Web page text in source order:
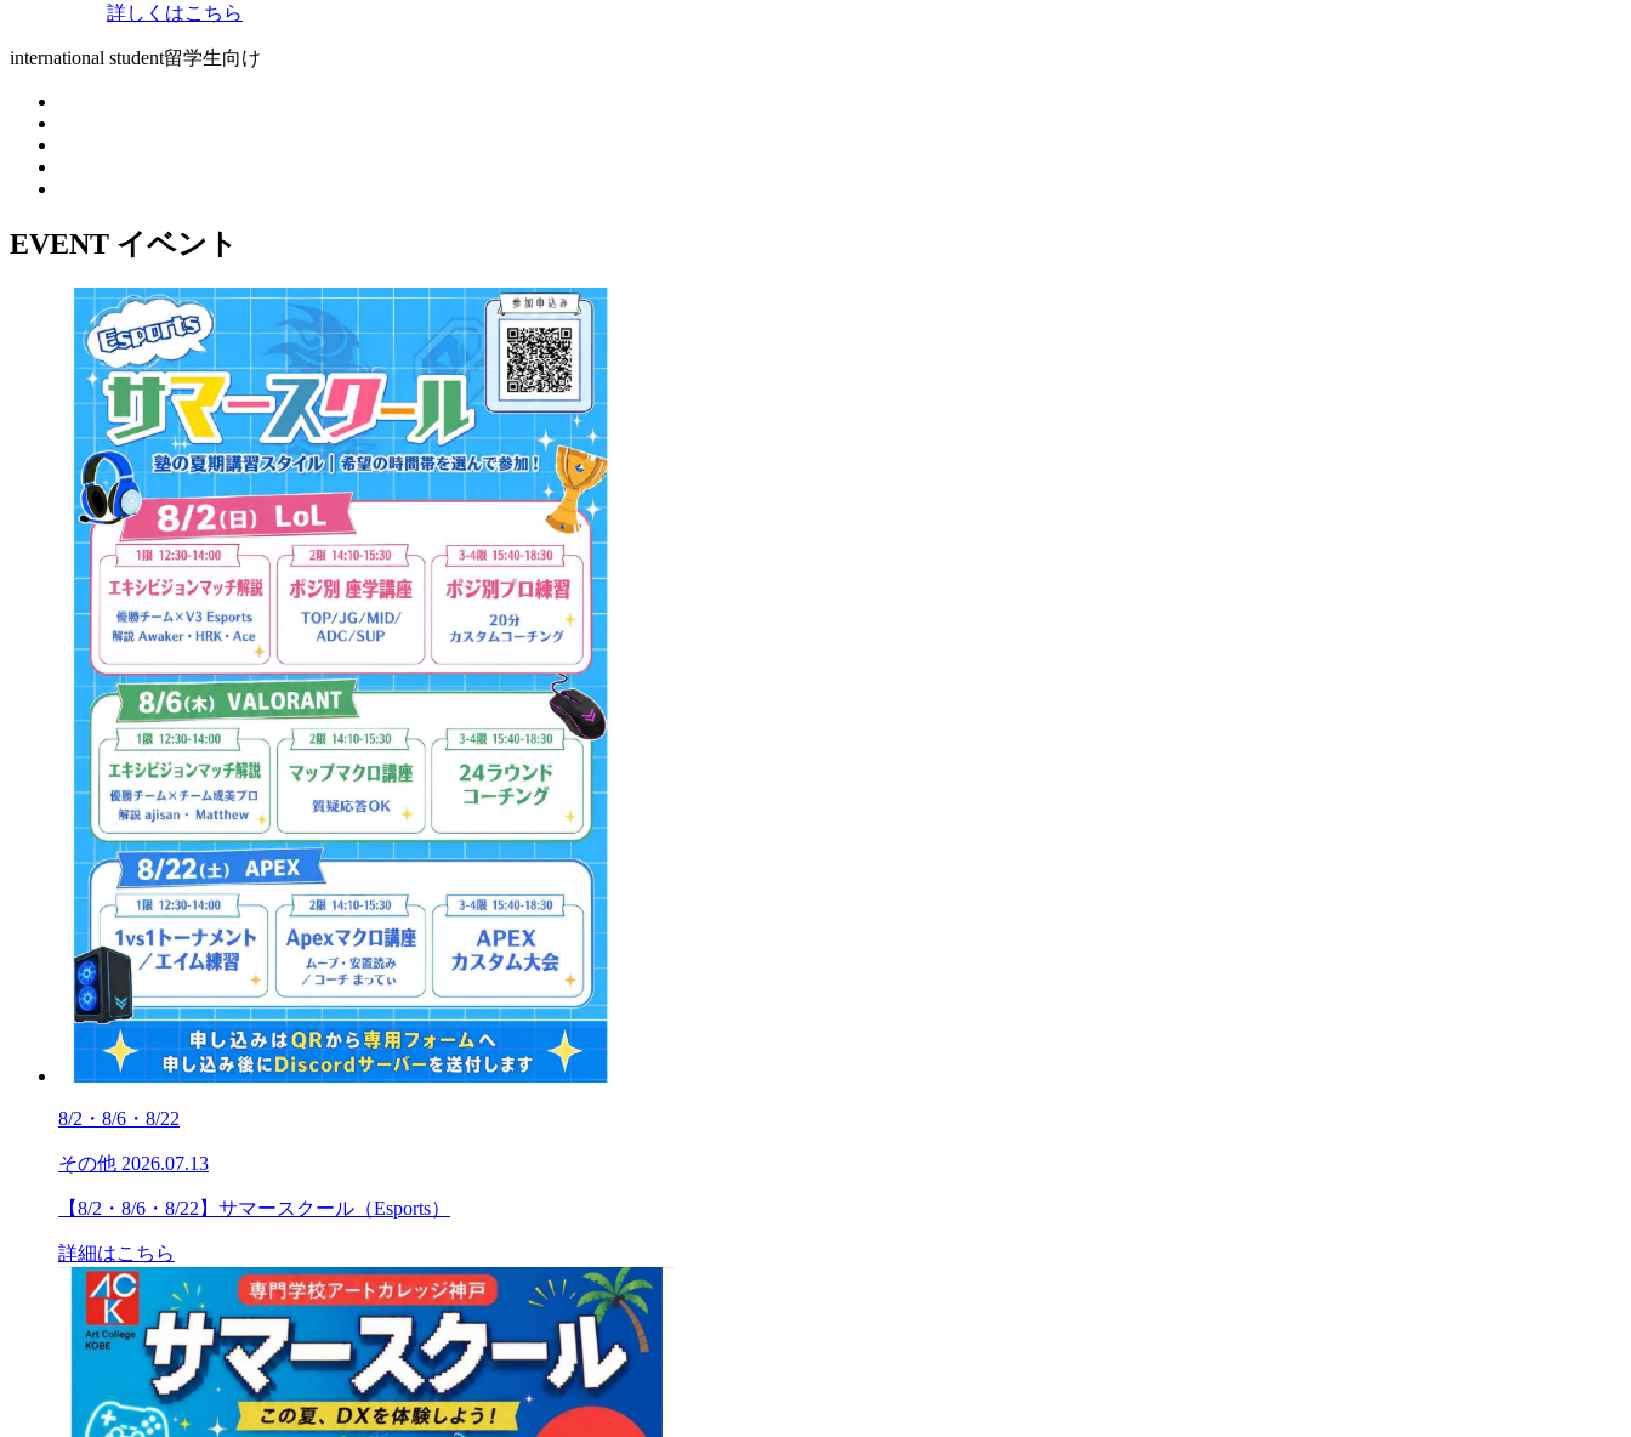
詳しくはこちら
international student留学生向け
EVENT イベント
8/2・8/6・8/22
その他 2026.07.13
【8/2・8/6・8/22】サマースクール（Esports）
詳細はこちら